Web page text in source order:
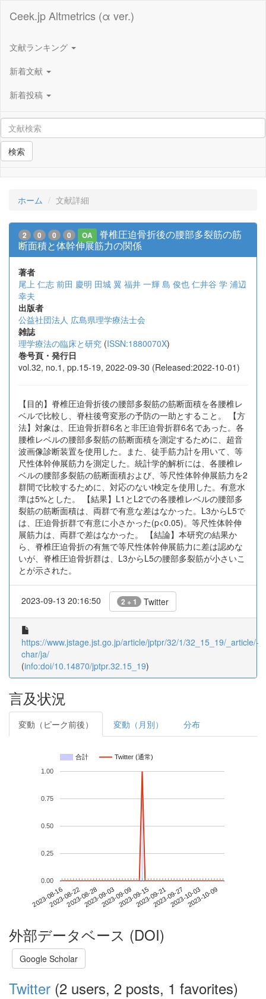
Ceek.jp Altmetrics (α ver.)
文献ランキング
新着文献
新着投稿
検索
ホーム 文献詳細
2 0 0 0 OA
脊椎圧迫骨折後の腰部多裂筋の筋
断面積と体幹伸展筋力の関係
著者
尾上 仁志 前田 慶明 田城 翼 福井 一輝 島 俊也 仁井谷 学 浦辺
幸夫
出版者
公益社団法人 広島県理学療法士会
雑誌
理学療法の臨床と研究 (ISSN:1880070X)
巻号頁・発行日
vol.32, no.1, pp.15-19, 2022-09-30 (Released:2022-10-01)
【目的】脊椎圧迫骨折後の腰部多裂筋の筋断面積を各腰椎レ
ベルで比較し、脊柱後弯変形の予防の一助とすること。 【方
法】対象は、圧迫骨折群6名と非圧迫骨折群6名であった。各
腰椎レベルの腰部多裂筋の筋断面積を測定するために、超音
波画像診断装置を使用した。また、徒手筋力計を用いて、等
尺性体幹伸展筋力を測定した。統計学的解析には、各腰椎レ
ベルの腰部多裂筋の筋断面積および、等尺性体幹伸展筋力を2
群間で比較するために、対応のないt検定を使用した。有意水
準は5%とした。 【結果】L1とL2での各腰椎レベルの腰部多
裂筋の筋断面積は、両群で有意な差はなかった。L3からL5で
は、圧迫骨折群で有意に小さかった(p<0.05)。等尺性体幹伸
展筋力は、両群で差はなかった。 【結論】本研究の結果か
ら、脊椎圧迫骨折の有無で等尺性体幹伸展筋力に差は認めな
いが、脊椎圧迫骨折群は、L3からL5の腰部多裂筋が小さいこ
とが示された。
2023-09-13 20:16:50 2 + 1 Twitter
https://www.jstage.jst.go.jp/article/jptpr/32/1/32_15_19/_article/-
char/ja/
(info:doi/10.14870/jptpr.32.15_19)
言及状況
変動（ピーク前後） 変動（月別） 分布
合計 Twitter (通常)
2023-08-162023-08-222023-08-282023-09-032023-09-092023-09-152023-09-212023-09-272023-10-032023-10-09
0.00
0.25
0.50
0.75
1.00
外部データベース (DOI)
Google Scholar
Twitter (2 users, 2 posts, 1 favorites)